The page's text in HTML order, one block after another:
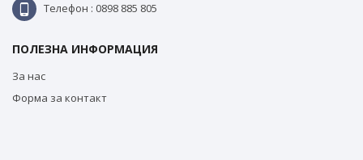
Телефон : 0898 885 805
ПОЛЕЗНА ИНФОРМАЦИЯ
За нас
Форма за контакт